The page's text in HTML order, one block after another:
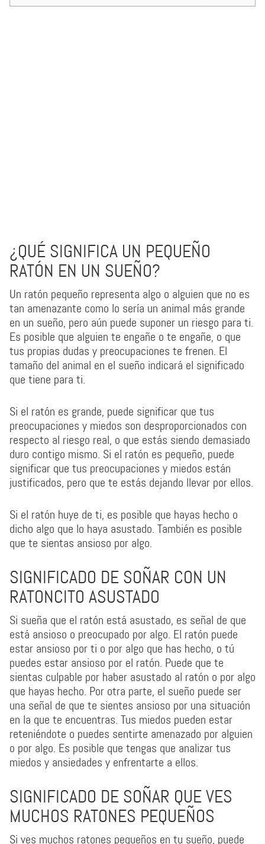
¿QUÉ SIGNIFICA UN PEQUEÑO
RATÓN EN UN SUEÑO?
Un ratón pequeño representa algo o alguien que no es
tan amenazante como lo sería un animal más grande
en un sueño, pero aún puede suponer un riesgo para ti.
Es posible que alguien te engañe o te engañe, o que
tus propias dudas y preocupaciones te frenen. El
tamaño del animal en el sueño indicará el significado
que tiene para ti.
Si el ratón es grande, puede significar que tus
preocupaciones y miedos son desproporcionados con
respecto al riesgo real, o que estás siendo demasiado
duro contigo mismo. Si el ratón es pequeño, puede
significar que tus preocupaciones y miedos están
justificados, pero que te estás dejando llevar por ellos.
Si el ratón huye de ti, es posible que hayas hecho o
dicho algo que lo haya asustado. También es posible
que te sientas ansioso por algo.
SIGNIFICADO DE SOÑAR CON UN
RATONCITO ASUSTADO
Si sueña que el ratón está asustado, es señal de que
está ansioso o preocupado por algo. El ratón puede
estar ansioso por ti o por algo que has hecho, o tú
puedes estar ansioso por el ratón. Puede que te
sientas culpable por haber asustado al ratón o por algo
que hayas hecho. Por otra parte, el sueño puede ser
una señal de que te sientes ansioso por una situación
en la que te encuentras. Tus miedos pueden estar
reteniéndote o puedes sentirte amenazado por alguien
o por algo. Es posible que tengas que analizar tus
miedos y ansiedades y enfrentarte a ellos.
SIGNIFICADO DE SOÑAR QUE VES
MUCHOS RATONES PEQUEÑOS
Si ves muchos ratones pequeños en tu sueño, puede